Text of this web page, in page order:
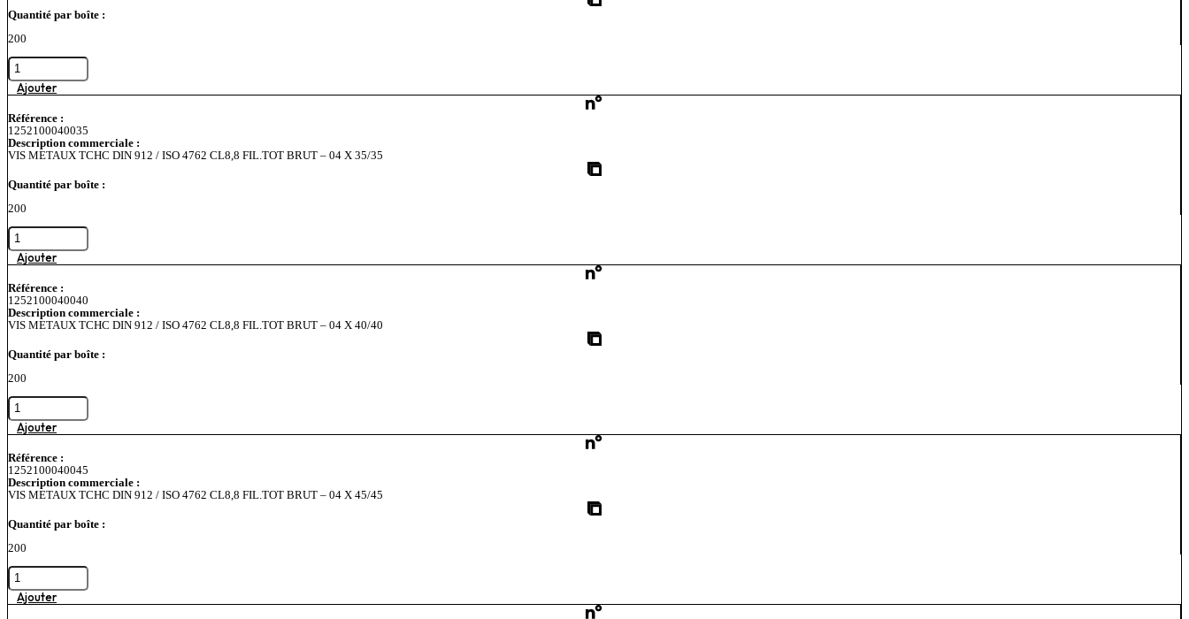
CL8,8
BRUT
03
X
30/30
Quantité par boîte :
200
quantité
de
VIS
METAUX
TCHC
DIN
912
/
ISO
CL8,8
BRUT
04
X
30/30
Ajouter
Référence :
1252100040035
Description commerciale :
VIS METAUX TCHC DIN 912 / ISO 4762 CL8,8 FIL.TOT BRUT – 04 X 35/35
Quantité par boîte :
200
quantité
de
VIS
METAUX
TCHC
DIN
912
/
ISO
CL8,8
BRUT
04
X
35/35
Ajouter
Référence :
1252100040040
Description commerciale :
VIS METAUX TCHC DIN 912 / ISO 4762 CL8,8 FIL.TOT BRUT – 04 X 40/40
Quantité par boîte :
200
quantité
de
VIS
METAUX
TCHC
DIN
912
/
ISO
CL8,8
BRUT
04
X
40/40
Ajouter
Référence :
1252100040045
Description commerciale :
VIS METAUX TCHC DIN 912 / ISO 4762 CL8,8 FIL.TOT BRUT – 04 X 45/45
Quantité par boîte :
200
quantité
de
VIS
METAUX
Ajouter